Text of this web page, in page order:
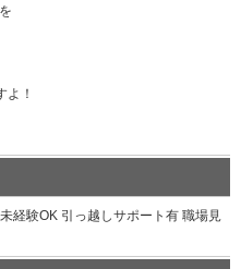
よ！
経験OK 引っ越しサポート有 職場見